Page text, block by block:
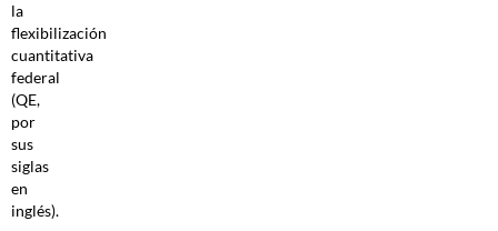
la
flexibilización
cuantitativa
federal
(QE,
por
sus
siglas
en
inglés).